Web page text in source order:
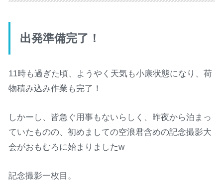
出発準備完了！
11時も過ぎた頃、ようやく天気も小康状態になり、荷
物積み込み作業も完了！
しかーし、皆急ぐ用事もないらしく、昨夜から泊まっ
ていたものの、初めましての空浪君含めの記念撮影大
会がおもむろに始まりましたw
記念撮影一枚目。